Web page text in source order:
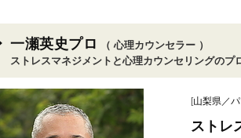
一瀬英史プロ
（ 心理カウンセラー ）
ストレスマネジメントと心理カウンセリングのプ
[山梨県／
ストレ